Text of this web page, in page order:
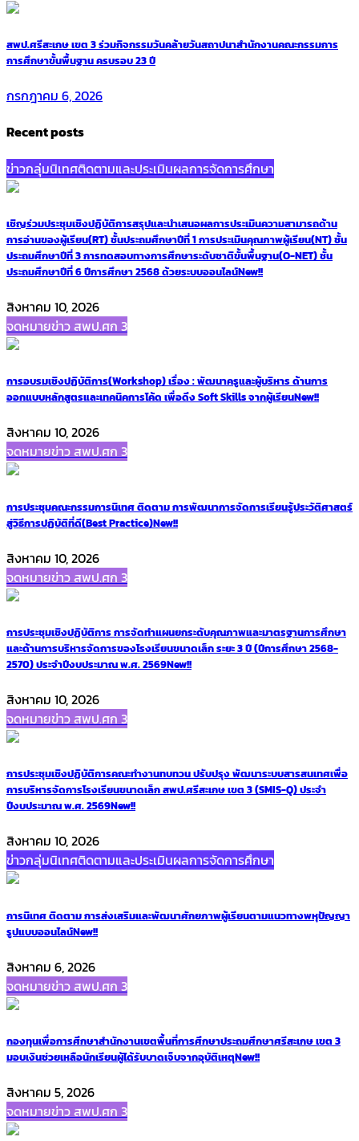
สพป.ศรีสะเกษ เขต 3 ร่วมกิจกรรมวันคล้ายวันสถาปนาสำนักงานคณะกรรมการ
การศึกษาขั้นพื้นฐาน ครบรอบ 23 ปี
กรกฎาคม 6, 2026
Recent posts
ข่าวกลุ่มนิเทศติดตามและประเมินผลการจัดการศึกษา
เชิญร่วมประชุมเชิงปฏิบัติการสรุปและนำเสนอผลการประเมินความสามารถด้าน
การอ่านของผู้เรียน(RT) ชั้นประถมศึกษาปีที่ 1 การประเมินคุณภาพผู้เรียน(NT) ชั้น
ประถมศึกษาปีที่ 3 การทดสอบทางการศึกษาระดับชาติขั้นพื้นฐาน(O-NET) ชั้น
ประถมศึกษาปีที่ 6 ปีการศึกษา 2568 ด้วยระบบออนไลน์New!!
สิงหาคม 10, 2026
จดหมายข่าว สพป.ศก 3
การอบรมเชิงปฏิบัติการ(Workshop) เรื่อง : พัฒนาครูและผู้บริหาร ด้านการ
ออกแบบหลักสูตรและเทคนิคการโค้ด เพื่อดึง Soft Skills จากผู้เรียนNew!!
สิงหาคม 10, 2026
จดหมายข่าว สพป.ศก 3
การประชุมคณะกรรมการนิเทศ ติดตาม การพัฒนาการจัดการเรียนรู้ประวัติศาสตร์
สู่วิธีการปฏิบัติที่ดี(Best Practice)New!!
สิงหาคม 10, 2026
จดหมายข่าว สพป.ศก 3
การประชุมเชิงปฏิบัติการ การจัดทำแผนยกระดับคุณภาพและมาตรฐานการศึกษา
และด้านการบริหารจัดการของโรงเรียนขนาดเล็ก ระยะ 3 ปี (ปีการศึกษา 2568-
2570) ประจำปีงบประมาณ พ.ศ. 2569New!!
สิงหาคม 10, 2026
จดหมายข่าว สพป.ศก 3
การประชุมเชิงปฏิบัติการคณะทำงานทบทวน ปรับปรุง พัฒนาระบบสารสนเทศเพื่อ
การบริหารจัดการโรงเรียนขนาดเล็ก สพป.ศรีสะเกษ เขต 3 (SMIS-Q) ประจำ
ปีงบประมาณ พ.ศ. 2569New!!
สิงหาคม 10, 2026
ข่าวกลุ่มนิเทศติดตามและประเมินผลการจัดการศึกษา
การนิเทศ ติดตาม การส่งเสริมและพัฒนาศักยภาพผู้เรียนตามแนวทางพหุปัญญา
รูปแบบออนไลน์New!!
สิงหาคม 6, 2026
จดหมายข่าว สพป.ศก 3
กองทุนเพื่อการศึกษาสำนักงานเขตพื้นที่การศึกษาประถมศึกษาศรีสะเกษ เขต 3
มอบเงินช่วยเหลือนักเรียนผู้ได้รับบาดเจ็บจากอุบัติเหตุNew!!
สิงหาคม 5, 2026
จดหมายข่าว สพป.ศก 3